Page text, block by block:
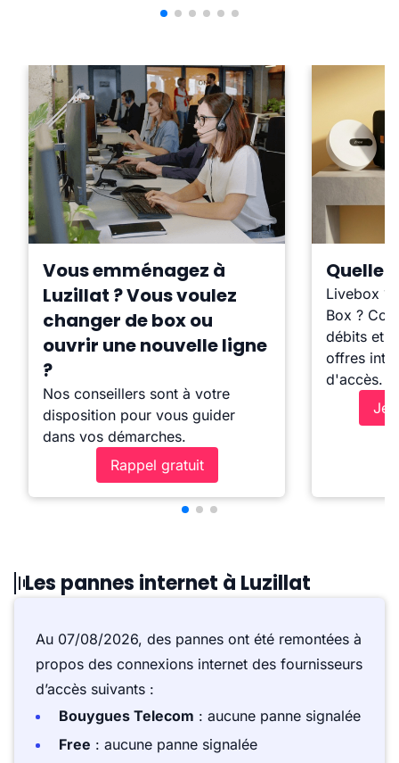
Vous emménagez à
Luzillat ? Vous voulez
changer de box ou
ouvrir une nouvelle ligne
?
Nos conseillers sont à votre
disposition pour vous guider
dans vos démarches.
Rappel gratuit
Quelle
Livebox ?
Box ?
débits et
offres
d'accès.
Je
Les pannes internet à Luzillat
Au 07/08/2026, des pannes ont été remontées à
propos des connexions internet des fournisseurs
d’accès suivants :
Bouygues Telecom : aucune panne signalée
Free : aucune panne signalée